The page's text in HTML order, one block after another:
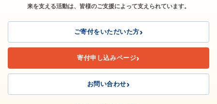
来を支える活動は、皆様のご支援によって支えられています。
ご寄付をいただいた方
寄付申し込みページ
お問い合わせ